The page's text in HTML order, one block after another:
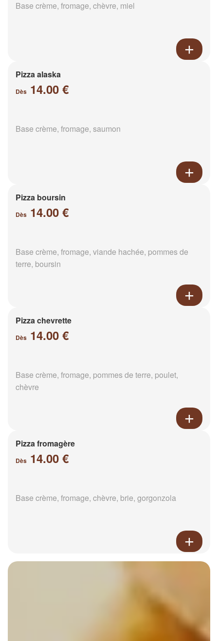
Base crème, fromage, chèvre, miel
Pizza alaska
Dès 14.00 €
Base crème, fromage, saumon
Pizza boursin
Dès 14.00 €
Base crème, fromage, viande hachée, pommes de
terre, boursin
Pizza chevrette
Dès 14.00 €
Base crème, fromage, pommes de terre, poulet,
chèvre
Pizza fromagère
Dès 14.00 €
Base crème, fromage, chèvre, brie, gorgonzola